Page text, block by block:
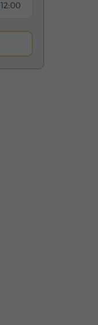
12:00